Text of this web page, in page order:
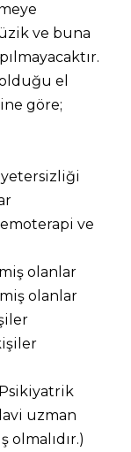
ve buna
el
göre;
yetersizliği
ve
olanlar
olanlar
Psikiyatrik
uzman